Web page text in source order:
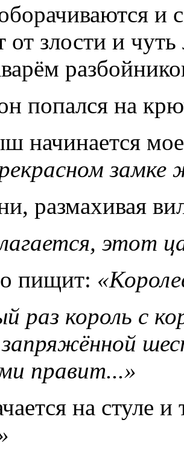
от злости и
попался на
начинается
замке
размахивая
этот
пищит:
раз король с
правит...»
на стуле